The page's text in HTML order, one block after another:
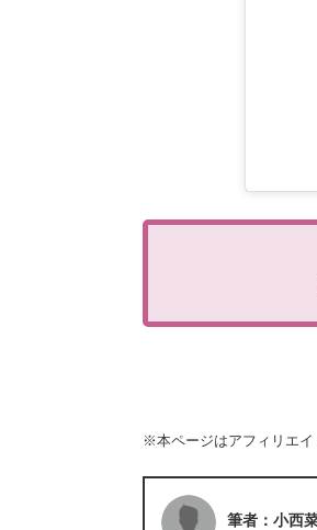
※本ページはアフィリエ
筆者：小西